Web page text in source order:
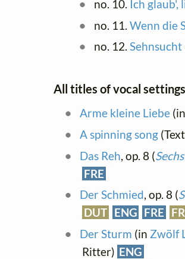
no. 10. Ich glaub',
no. 11. Wenn die
no. 12. Sehnsucht
All titles of vocal
Arme kleine Liebe(in
A spinning song
Das Reh , op. 8 (
FRE
Der Schmied, op. 8 (
DUT ENG FRE
Der Sturm (in Zwölf
Ritter) ENG